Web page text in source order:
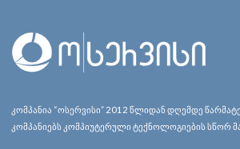
კომპანია “ოსერვისი” 2012 წლიდან დღემდე
კომპანიებს კომპიუტერული ტექნოლოგიების სწორ